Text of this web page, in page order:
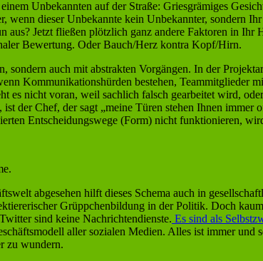
Unbekannten auf der Straße: Griesgrämiges
wenn dieser Unbekannte kein Unbekannter, sondern
aus? Jetzt fließen plötzlich ganz andere Faktoren in Ihr
Bewertung. Oder Bauch/Herz kontra Kopf/Hirn.
auch mit abstrakten Vorgängen. In der
Kommunikationshürden bestehen, Teammitglieder
es nicht voran, weil sachlich falsch gearbeitet wird,
der Chef, der sagt „meine Türen stehen Ihnen
Entscheidungswege (Form) nicht funktionieren,
abgesehen hilft dieses Schema auch in
Grüppchenbildung in der Politik. Doch
sind keine Nachrichtendienste. Es sind als
aller sozialen Medien. Alles ist immer
zu wundern.